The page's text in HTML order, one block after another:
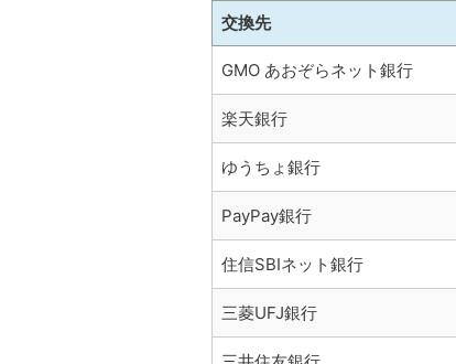
交換先
GMO あおぞらネット銀行
楽天銀行
ゆうちょ銀行
PayPay銀行
住信SBIネット銀行
三菱UFJ銀行